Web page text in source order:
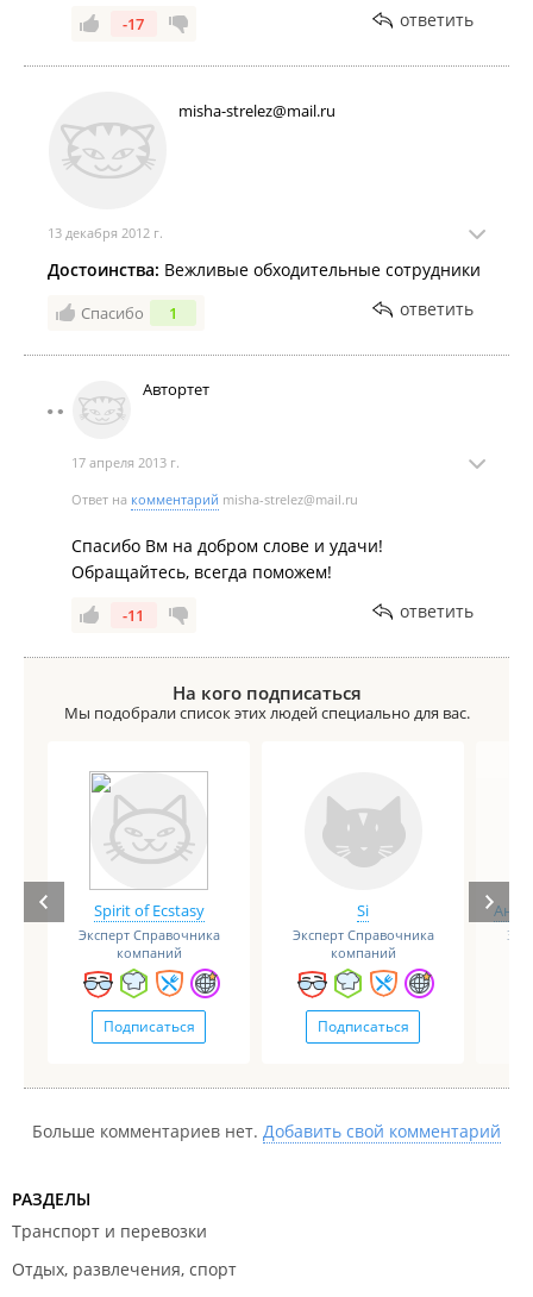
-17 ответить
misha-strelez@mail.ru
13 декабря 2012 г.
Достоинства: Вежливые обходительные сотрудники
Спасибо 1 ответить
Автортет
17 апреля 2013 г.
Ответ на комментарий misha-strelez@mail.ru
Спасибо Вм на добром слове и удачи!
Обращайтесь, всегда поможем!
-11 ответить
На кого подписаться
Мы подобрали список этих людей специально для вас.
Spirit of Ecstasy
Эксперт Справочника
компаний
Подписаться
Si
Эксперт Справочника
компаний
Подписаться
Больше комментариев нет. Добавить свой комментарий
РАЗДЕЛЫ
Транспорт и перевозки
Отдых, развлечения, спорт